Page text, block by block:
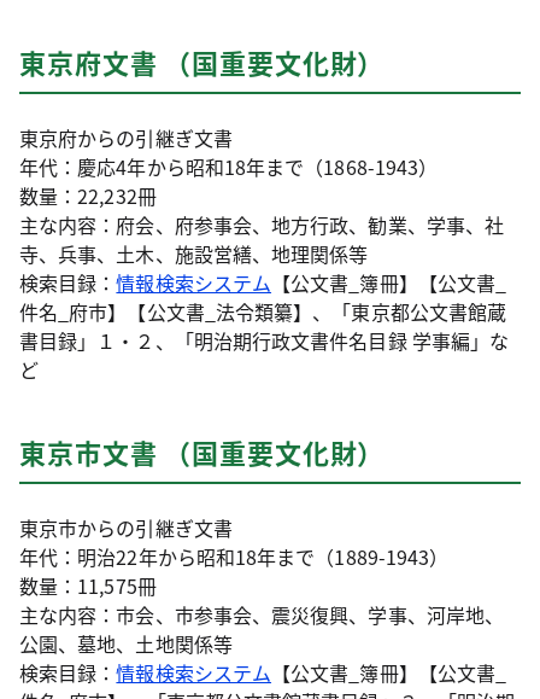
東京府文書 （国重要文化財）
東京府からの引継ぎ文書
年代：慶応4年から昭和18年まで（1868-1943）
数量：22,232冊
主な内容：府会、府参事会、地方行政、勧業、学事、社
寺、兵事、土木、施設営繕、地理関係等
検索目録：情報検索システム 【公文書_簿冊】【公文書_
件名_府市】【公文書_法令類纂】、「東京都公文書館蔵
書目録」１・２、「明治期行政文書件名目録 学事編」な
ど
東京市文書 （国重要文化財）
東京市からの引継ぎ文書
年代：明治22年から昭和18年まで（1889-1943）
数量：11,575冊
主な内容：市会、市参事会、震災復興、学事、河岸地、
公園、墓地、土地関係等
検索目録：情報検索システム 【公文書_簿冊】【公文書_